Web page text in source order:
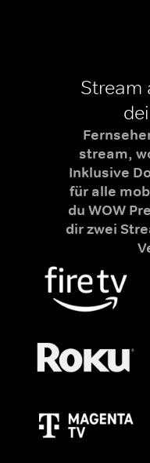
Stream
stream,
Inklusive
für alle
du WOW
dir zwei